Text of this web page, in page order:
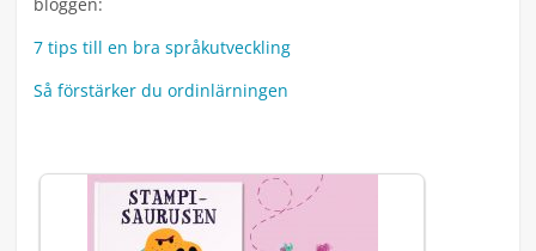
7 tips till en bra språkutveckling
Så förstärker du ordinlärningen